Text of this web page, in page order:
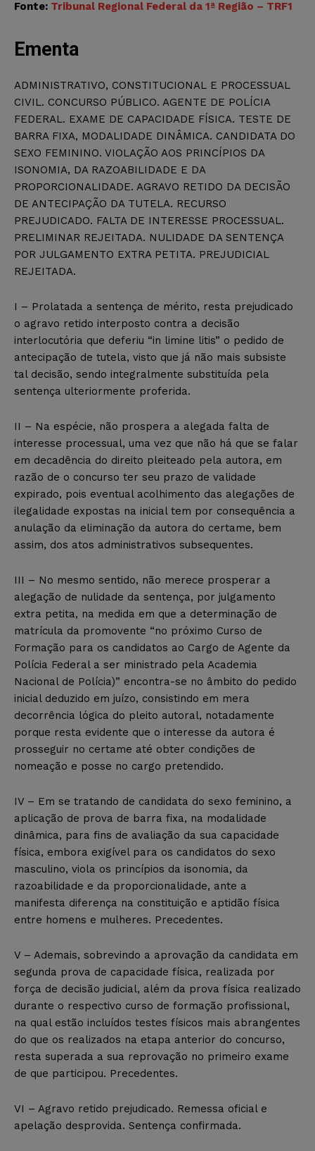
Fonte: Tribunal Regional Federal da 1ª Região – TRF1
Ementa
ADMINISTRATIVO, CONSTITUCIONAL E PROCESSUAL
CIVIL. CONCURSO PÚBLICO. AGENTE DE POLÍCIA
FEDERAL. EXAME DE CAPACIDADE FÍSICA. TESTE DE
BARRA FIXA, MODALIDADE DINÂMICA. CANDIDATA DO
SEXO FEMININO. VIOLAÇÃO AOS PRINCÍPIOS DA
ISONOMIA, DA RAZOABILIDADE E DA
PROPORCIONALIDADE. AGRAVO RETIDO DA DECISÃO
DE ANTECIPAÇÃO DA TUTELA. RECURSO
PREJUDICADO. FALTA DE INTERESSE PROCESSUAL.
PRELIMINAR REJEITADA. NULIDADE DA SENTENÇA
POR JULGAMENTO EXTRA PETITA. PREJUDICIAL
REJEITADA.
I – Prolatada a sentença de mérito, resta prejudicado
o agravo retido interposto contra a decisão
interlocutória que deferiu “in limine litis” o pedido de
antecipação de tutela, visto que já não mais subsiste
tal decisão, sendo integralmente substituída pela
sentença ulteriormente proferida.
II – Na espécie, não prospera a alegada falta de
interesse processual, uma vez que não há que se falar
em decadência do direito pleiteado pela autora, em
razão de o concurso ter seu prazo de validade
expirado, pois eventual acolhimento das alegações de
ilegalidade expostas na inicial tem por consequência a
anulação da eliminação da autora do certame, bem
assim, dos atos administrativos subsequentes.
III – No mesmo sentido, não merece prosperar a
alegação de nulidade da sentença, por julgamento
extra petita, na medida em que a determinação de
matrícula da promovente “no próximo Curso de
Formação para os candidatos ao Cargo de Agente da
Polícia Federal a ser ministrado pela Academia
Nacional de Polícia)” encontra-se no âmbito do pedido
inicial deduzido em juízo, consistindo em mera
decorrência lógica do pleito autoral, notadamente
porque resta evidente que o interesse da autora é
prosseguir no certame até obter condições de
nomeação e posse no cargo pretendido.
IV – Em se tratando de candidata do sexo feminino, a
aplicação de prova de barra fixa, na modalidade
dinâmica, para fins de avaliação da sua capacidade
física, embora exigível para os candidatos do sexo
masculino, viola os princípios da isonomia, da
razoabilidade e da proporcionalidade, ante a
manifesta diferença na constituição e aptidão física
entre homens e mulheres. Precedentes.
V – Ademais, sobrevindo a aprovação da candidata em
segunda prova de capacidade física, realizada por
força de decisão judicial, além da prova física realizado
durante o respectivo curso de formação profissional,
na qual estão incluídos testes físicos mais abrangentes
do que os realizados na etapa anterior do concurso,
resta superada a sua reprovação no primeiro exame
de que participou. Precedentes.
VI – Agravo retido prejudicado. Remessa oficial e
apelação desprovida. Sentença confirmada.